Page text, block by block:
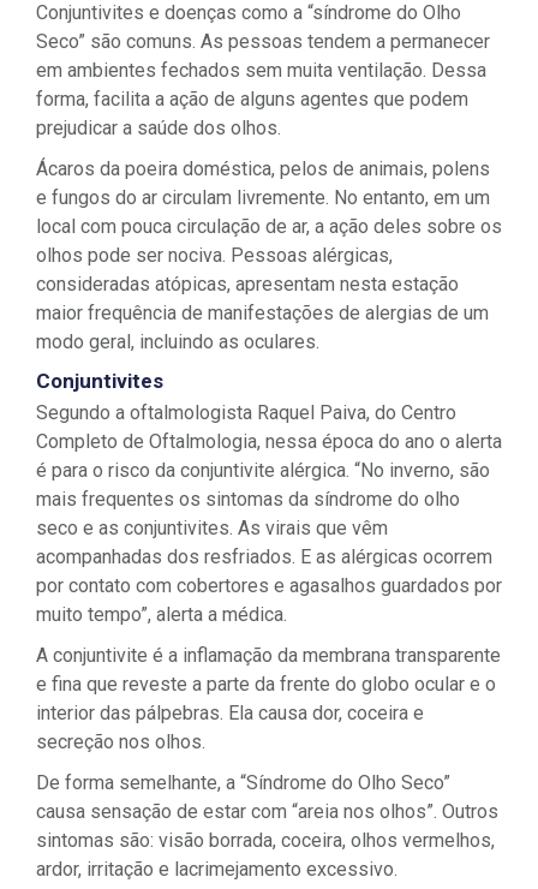
Conjuntivites e doenças como a “síndrome do Olho
Seco” são comuns. As pessoas tendem a permanecer
em ambientes fechados sem muita ventilação. Dessa
forma, facilita a ação de alguns agentes que podem
prejudicar a saúde dos olhos.
Ácaros da poeira doméstica, pelos de animais, polens
e fungos do ar circulam livremente. No entanto, em um
local com pouca circulação de ar, a ação deles sobre os
olhos pode ser nociva. Pessoas alérgicas,
consideradas atópicas, apresentam nesta estação
maior frequência de manifestações de alergias de um
modo geral, incluindo as oculares.
Conjuntivites
Segundo a oftalmologista Raquel Paiva, do Centro
Completo de Oftalmologia, nessa época do ano o alerta
é para o risco da conjuntivite alérgica. “No inverno, são
mais frequentes os sintomas da síndrome do olho
seco e as conjuntivites. As virais que vêm
acompanhadas dos resfriados. E as alérgicas ocorrem
por contato com cobertores e agasalhos guardados por
muito tempo”, alerta a médica.
A conjuntivite é a inflamação da membrana transparente
e fina que reveste a parte da frente do globo ocular e o
interior das pálpebras. Ela causa dor, coceira e
secreção nos olhos.
De forma semelhante, a “Síndrome do Olho Seco”
causa sensação de estar com “areia nos olhos”. Outros
sintomas são: visão borrada, coceira, olhos vermelhos,
ardor, irritação e lacrimejamento excessivo.